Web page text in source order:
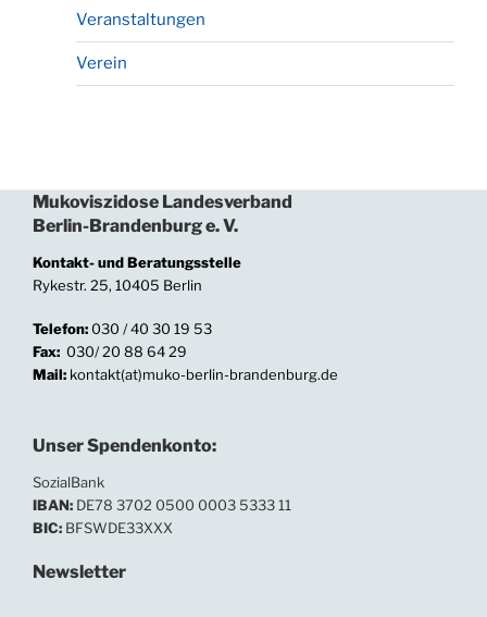
Veranstaltungen
Verein
Mukoviszidose Landesverband
Berlin-Brandenburg e. V.
Kontakt- und Beratungsstelle
Rykestr. 25, 10405 Berlin
Telefon:030 / 40 30 19 53
Fax: 030/ 20 88 64 29
Mail: kontakt(at)muko-berlin-brandenburg.de
Unser Spendenkonto:
SozialBank
IBAN: DE78 3702 0500 0003 5333 11
BIC: BFSWDE33XXX
Newsletter